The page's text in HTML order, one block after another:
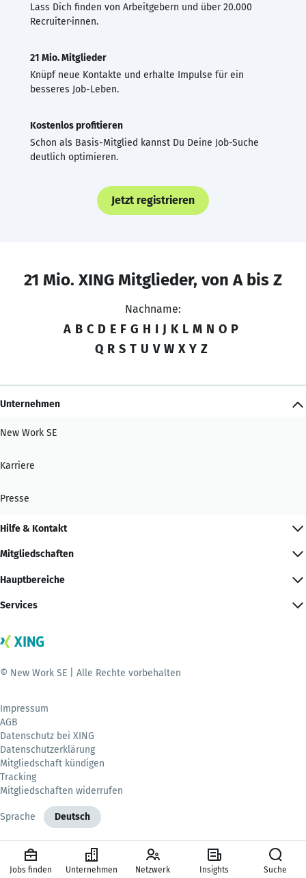
Lass Dich finden von Arbeitgebern und über 20.000
Recruiter·innen.
21 Mio. Mitglieder
Knüpf neue Kontakte und erhalte Impulse für ein
besseres Job-Leben.
Kostenlos profitieren
Schon als Basis-Mitglied kannst Du Deine Job-Suche
deutlich optimieren.
Jetzt registrieren
21 Mio. XING Mitglieder, von A bis Z
Nachname:
A B C D E F G H I J K L M N O P
Q R S T U V W X Y Z
Unternehmen
New Work SE
Karriere
Presse
Hilfe & Kontakt
Mitgliedschaften
Hauptbereiche
Services
© New Work SE | Alle Rechte vorbehalten
Impressum
AGB
Datenschutz bei XING
Datenschutzerklärung
Mitgliedschaft kündigen
Tracking
Mitgliedschaften widerrufen
Sprache Deutsch
Jobs finden Unternehmen Netzwerk Insights Suche